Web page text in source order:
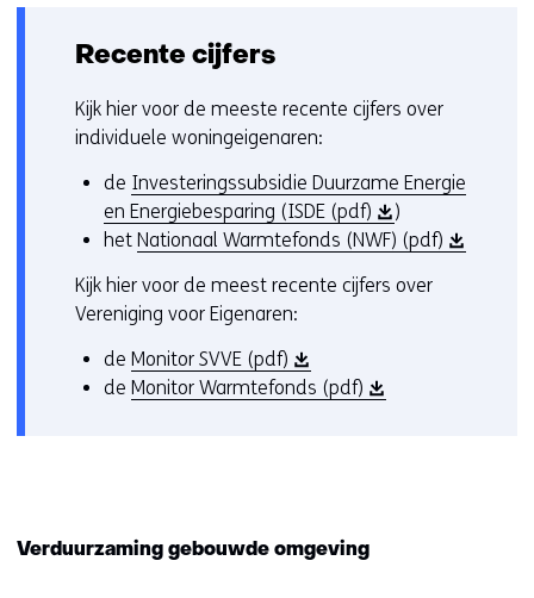
Recente cijfers
Kijk hier voor de meeste recente cijfers over
individuele woningeigenaren:
de Investeringssubsidie Duurzame Energie
en Energiebesparing (ISDE (pdf)
o
e
i
)
het Nationaal Warmtefonds (NWF) (pdf)
Kijk hier voor de meest recente cijfers over
Vereniging voor Eigenaren:
de Monitor SVVE (pdf)
o
n
de Monitor Warmtefonds (pdf)
i
Verduurzaming gebouwde omgeving